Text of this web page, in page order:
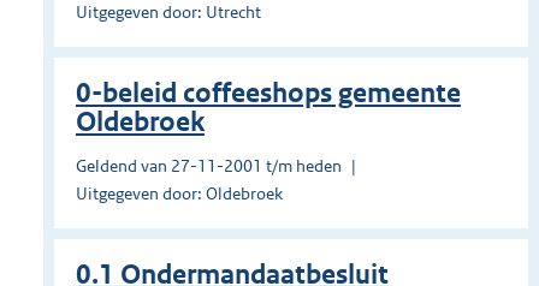
Uitgegeven door: Utrecht
0-beleid coffeeshops gemeente
Oldebroek
Geldend van 27-11-2001 t/m heden
Uitgegeven door: Oldebroek
0.1 Ondermandaatbesluit